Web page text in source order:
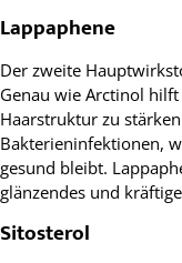
Lappaphene
Der zweite
Genau wie Arctinol
Haarstruktur zu
Bakterieninfektionen,
gesund bleibt.
glänzendes und
Sitosterol